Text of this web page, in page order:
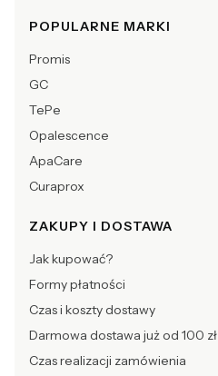
POPULARNE MARKI
Promis
GC
TePe
Opalescence
ApaCare
Curaprox
ZAKUPY I DOSTAWA
Jak kupować?
Formy płatności
Czas i koszty dostawy
Darmowa dostawa już od 100 zł
Czas realizacji zamówienia